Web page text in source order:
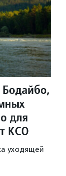
для
КСО
уходящей